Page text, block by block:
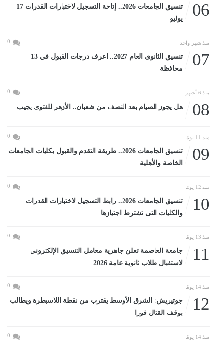
06
تنسيق الجامعات 2026.. إتاحة التسجيل لاختبارات القدرات 17
يوليو
منذ شهر واحد 0
07
تنسيق الثانوى العام 2027.. اعرف درجات القبول في 13
محافظة
منذ 6 أشهر 0
08 هل يجوز الصيام بعد النصف من شعبان.. الأزهر للفتوى يجيب
منذ 11 يومًا 0
09
تنسيق الجامعات 2026.. طريقة التقدم والقبول بكليات الجامعات
الخاصة والأهلية
منذ 12 يومًا 0
10
تنسيق الجامعات 2026.. رابط التسجيل لاختبارات القدرات
والكليات التى تشترط اجتيازها
منذ 13 يومًا 0
11
جامعة العاصمة تعلن جاهزية معامل التنسيق الإلكتروني
لاستقبال طلاب ثانوية عامة 2026
منذ 14 يومًا 0
12
جوتيريش: الشرق الأوسط يقترب من نقطة اللاسيطرة ويطالب
بوقف القتال فورا
منذ 14 يومًا 0